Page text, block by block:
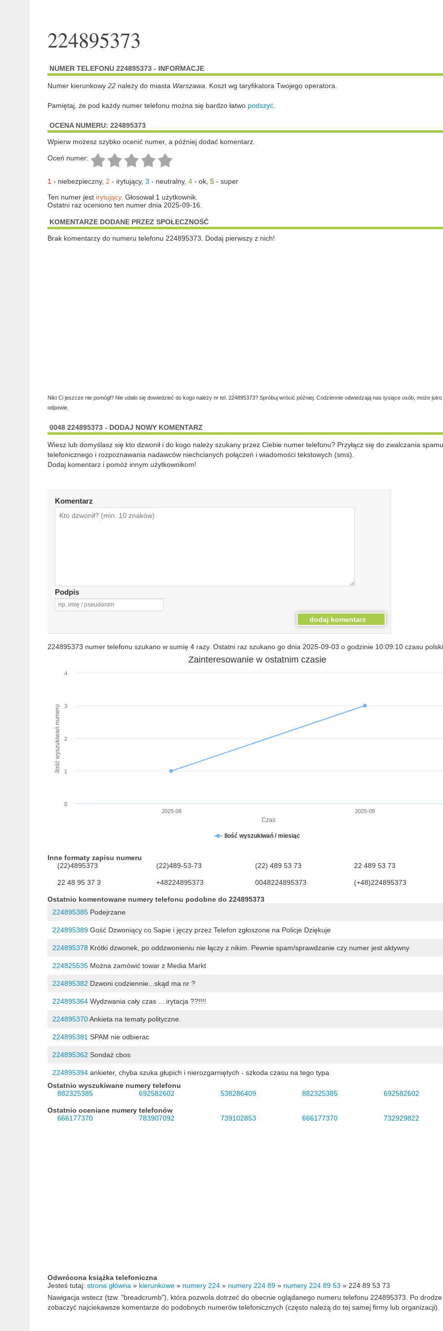
224895373
NUMER TELEFONU 224895373 - INFORMACJE
Numer kierunkowy 22należy do miasta Warszawa. Koszt wg taryfikatora Twojego operatora.
Pamiętaj, że pod każdy numer telefonu można się bardzo łatwo podszyć.
OCENA NUMERU: 224895373
Wpierw możesz szybko ocenić numer, a później dodać komentarz.
Oceń numer:
1- niebezpieczny, 2 - irytujący, 3 - neutralny, 4- ok, 5- super
Ten numer jest irytujący. Głosował 1 użytkownik.
Ostatni raz oceniono ten numer dnia 2025-09-16.
KOMENTARZE DODANE PRZEZ SPOŁECZNOŚĆ
Brak komentarzy do numeru telefonu 224895373. Dodaj pierwszy z nich!
Nikt Ci jeszcze nie pomógł? Nie udało się dowiedzieć do kogo należy nr tel. 224895373? Spróbuj wrócić później. Codziennie odwiedzają nas tysiące osób, może
odpowie.
0048 224895373 - DODAJ NOWY KOMENTARZ
Wiesz lub domyślasz się kto dzwonił i do kogo należy szukany przez Ciebie numer telefonu? Przyłącz się do zwalczania spamu
telefonicznego i rozpoznawania nadawców niechcianych połączeń i wiadomości tekstowych (sms).
Dodaj komentarz i pomóż innym użytkownikom!
Komentarz
Podpis
224895373 numer telefonu szukano w sumię 4 razy. Ostatni raz szukano go dnia 2025-09-03 o godzinie 10:09:10 czasu
Czas
Ilość wyszukiwań numeru
Zainteresowanie w ostatnim czasie
Ilość wyszukiwań / miesiąc
2025-08 2025-09
0
1
2
3
4
Inne formaty zapisu numeru
(22)4895373
(22)489-53-73 (22) 489 53 73 22 489 53 73
22 48 95 37 3 +48224895373 0048224895373 (+48)224895373
Ostatnio komentowane numery telefonu podobne do 224895373
224895385Podejrzane
224895389Gość Dzwoniący co Sapie i jęczy przez Telefon zgłoszone na Policje Dziękuje
224895378Krótki dzwonek, po oddzwonieniu nie łączy z nikim. Pewnie spam/sprawdzanie czy numer jest aktywny
224825535Można zamówić towar z Media Markt
224895382 Dzwoni codziennie...skąd ma nr ?
224895364Wydzwania cały czas ....irytacja ??!!!!
224895370Ankieta na tematy polityczne.
224895381SPAM nie odbierac
224895362 Sondaż cbos
224895394ankieter, chyba szuka głupich i nierozgarniętych - szkoda czasu na tego typa
Ostatnio wyszukiwane numery telefonu
882325385
692582602 538286409 882325385 692582602
Ostatnio oceniane numery telefonów
666177370
783907092 739102853 666177370 732929822
Odwrócona książka telefoniczna
Jesteś tutaj: strona główna » kierunkowe » numery 224 » numery 224 89 » numery 224 89 53 » 224 89 53 73
Nawigacja wstecz (tzw. "breadcrumb"), która pozwola dotrzeć do obecnie oglądanego numeru telefonu 224895373. Po
zobaczyć najciekawsze komentarze do podobnych numerów telefonicznych (często należą do tej samej firmy lub organizacji).